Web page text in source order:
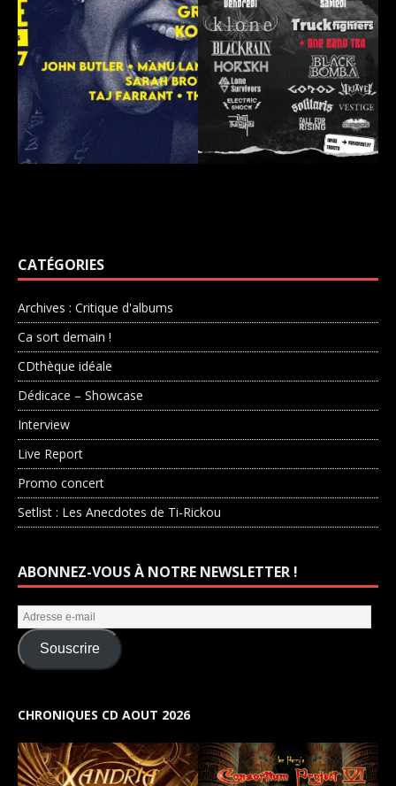
CATÉGORIES
Archives : Critique d'albums
Ca sort demain !
CDthèque idéale
Dédicace – Showcase
Interview
Live Report
Promo concert
Setlist : Les Anecdotes de Ti-Rickou
ABONNEZ-VOUS À NOTRE NEWSLETTER !
Souscrire
CHRONIQUES CD AOUT 2026